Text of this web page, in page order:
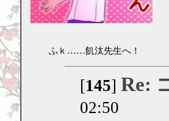
ふｋ……飢汰先生へ！
[145] Re:
02:50